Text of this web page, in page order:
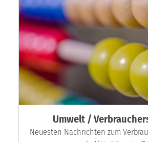
Umwelt /
Neuesten Nachrichten zum